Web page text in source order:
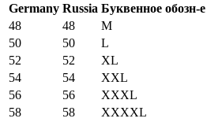
Germany Russia Буквенное обозн-е
48
48
M
50
50
L
52
52
XL
54
54
XXL
56
56
XXXL
58
58 XXXXL